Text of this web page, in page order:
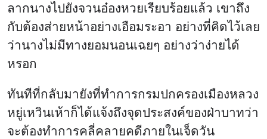
ลากนางไปยังจวนอ๋องหวยเรียบร้อยแล้ว เขาถึง
กับต้องส่ายหน้าอย่างเอือมระอา อย่างที่คิดไว้เลย
ว่านางไม่มีทางยอมนอนเฉยๆ อย่างว่าง่ายได้
หรอก
ทันทีที่กลับมายังที่ทำการกรมปกครองเมืองหลวง
หยู่เหวินเห้าก็ได้แจ้งถึงจุดประสงค์ของฝ่าบาทว่า
จะต้องทำการคลี่คลายคดีภายในเจ็ดวัน